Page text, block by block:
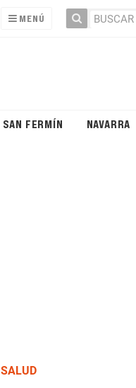
MENÚ
SAN FERMÍN NAVARRA
SALUD